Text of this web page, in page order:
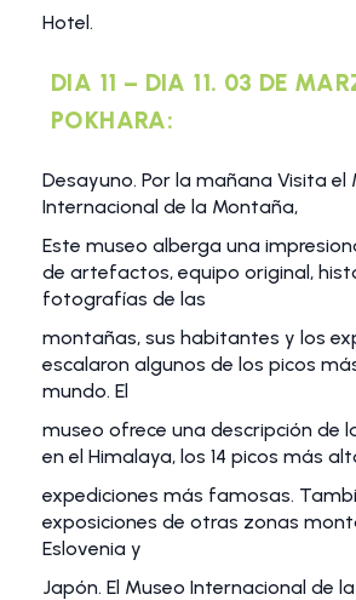
Hotel.
DIA 11 – DIA 11. 03 DE
POKHARA:
Desayuno. Por la mañana Visita el
Internacional de la Montaña,
Este museo alberga una
de artefactos, equipo original,
fotografías de las
montañas, sus habitantes y los
escalaron algunos de los picos
mundo. El
museo ofrece una descripción de
en el Himalaya, los 14 picos más
expediciones más famosas.
exposiciones de otras zonas
Eslovenia y
Japón. El Museo Internacional de